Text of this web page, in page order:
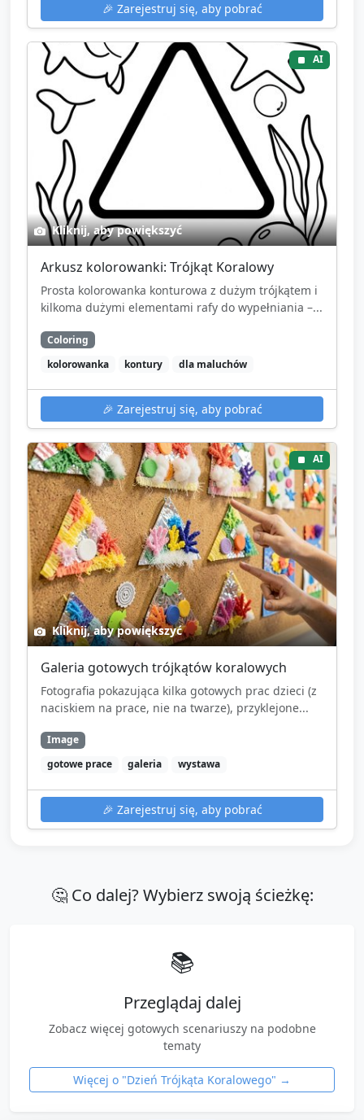
🎉 Zarejestruj się, aby pobrać
AI
Kliknij, aby powiększyć
Arkusz kolorowanki: Trójkąt Koralowy
Prosta kolorowanka konturowa z dużym trójkątem i
kilkoma dużymi elementami rafy do wypełniania –...
Coloring
kolorowanka
kontury dla maluchów
🎉 Zarejestruj się, aby pobrać
AI
Kliknij, aby powiększyć
Galeria gotowych trójkątów koralowych
Fotografia pokazująca kilka gotowych prac dzieci (z
naciskiem na prace, nie na twarze), przyklejone...
Image
gotowe prace
galeria wystawa
🎉 Zarejestruj się, aby pobrać
🤔 Co dalej? Wybierz swoją ścieżkę:
📚
Przeglądaj dalej
Zobacz więcej gotowych scenariuszy na podobne
tematy
Więcej o "Dzień Trójkąta Koralowego" →